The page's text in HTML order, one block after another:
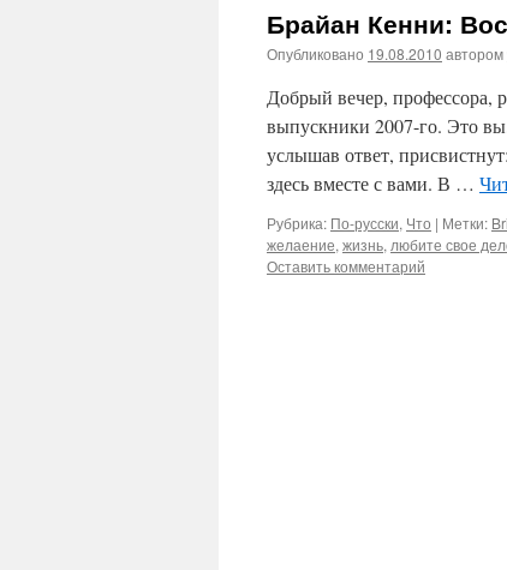
Брайан Кенни:
Опубликовано 19.08.2010 автором
Добрый вечер, профессора,
выпускники 2007-го. Это
услышав ответ,
здесь вместе с вами. В …
Рубрика: По-русски, Что | Метки:
желаение, жизнь, любите свое
Оставить комментарий